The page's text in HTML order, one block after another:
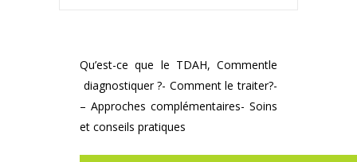
Qu’est-ce que le TDAH, Commentle
diagnostiquer ?- Comment le traiter?-
– Approches complémentaires- Soins
et conseils pratiques